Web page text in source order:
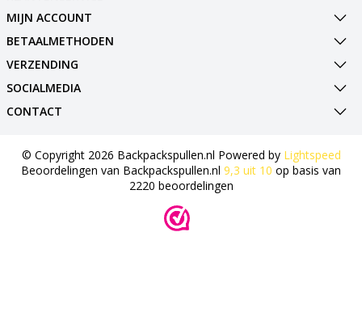
MIJN ACCOUNT
BETAALMETHODEN
VERZENDING
SOCIALMEDIA
CONTACT
© Copyright 2026 Backpackspullen.nl Powered by Lightspeed
Beoordelingen van Backpackspullen.nl 9,3 uit 10 op basis van
2220 beoordelingen